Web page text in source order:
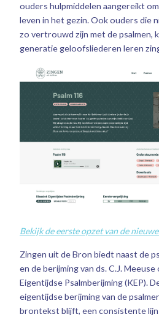
ouders hulpmiddelen aangereikt
leven in het gezin. Ook ouders die
zo vertrouwd zijn met de psalmen,
generatie geloofsliederen leren
Bekijk de eerste opzet van de
Zingen uit de Bron biedt naast de
en de berijming van ds. C.J.
Eigentijdse Psalmberijming (KEP).
eigentijdse berijming van de
brontekst blijft, een consistente lijn